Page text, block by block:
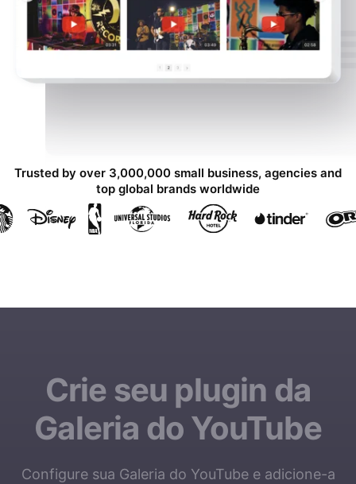
Trusted by over 3,000,000 small business, agencies and
top global brands worldwide
Crie seu plugin da
Galeria do YouTube
Configure sua Galeria do YouTube e adicione-a